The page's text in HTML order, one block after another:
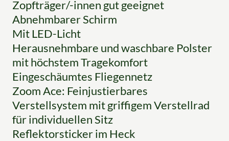
Zopfträger/-innen gut geeignet
Abnehmbarer Schirm
Mit LED-Licht
Herausnehmbare und waschbare Polster
mit höchstem Tragekomfort
Eingeschäumtes Fliegennetz
Zoom Ace: Feinjustierbares
Verstellsystem mit griffigem Verstellrad
für individuellen Sitz
Reflektorsticker im Heck